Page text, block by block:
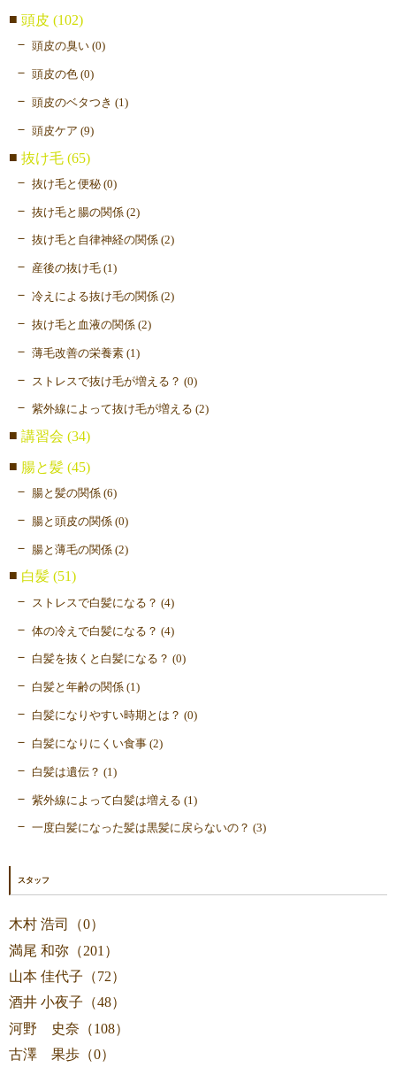
頭皮 (102)
頭皮の臭い (0)
頭皮の色 (0)
頭皮のベタつき (1)
頭皮ケア (9)
抜け毛 (65)
抜け毛と便秘 (0)
抜け毛と腸の関係 (2)
抜け毛と自律神経の関係 (2)
産後の抜け毛 (1)
冷えによる抜け毛の関係 (2)
抜け毛と血液の関係 (2)
薄毛改善の栄養素 (1)
ストレスで抜け毛が増える？ (0)
紫外線によって抜け毛が増える (2)
講習会 (34)
腸と髪 (45)
腸と髪の関係 (6)
腸と頭皮の関係 (0)
腸と薄毛の関係 (2)
白髪 (51)
ストレスで白髪になる？ (4)
体の冷えで白髪になる？ (4)
白髪を抜くと白髪になる？ (0)
白髪と年齢の関係 (1)
白髪になりやすい時期とは？ (0)
白髪になりにくい食事 (2)
白髪は遺伝？ (1)
紫外線によって白髪は増える (1)
一度白髪になった髪は黒髪に戻らないの？ (3)
スタッフ
木村 浩司（0）
満尾 和弥（201）
山本 佳代子（72）
酒井 小夜子（48）
河野 史奈（108）
古澤 果歩（0）